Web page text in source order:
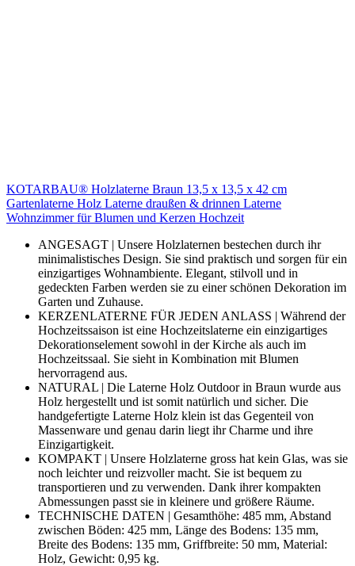
KOTARBAU® Holzlaterne Braun 13,5 x 13,5 x 42 cm
Gartenlaterne Holz Laterne draußen & drinnen Laterne
Wohnzimmer für Blumen und Kerzen Hochzeit
ANGESAGT | Unsere Holzlaternen bestechen durch ihr
minimalistisches Design. Sie sind praktisch und sorgen für ein
einzigartiges Wohnambiente. Elegant, stilvoll und in
gedeckten Farben werden sie zu einer schönen Dekoration im
Garten und Zuhause.
KERZENLATERNE FÜR JEDEN ANLASS | Während der
Hochzeitssaison ist eine Hochzeitslaterne ein einzigartiges
Dekorationselement sowohl in der Kirche als auch im
Hochzeitssaal. Sie sieht in Kombination mit Blumen
hervorragend aus.
NATURAL | Die Laterne Holz Outdoor in Braun wurde aus
Holz hergestellt und ist somit natürlich und sicher. Die
handgefertigte Laterne Holz klein ist das Gegenteil von
Massenware und genau darin liegt ihr Charme und ihre
Einzigartigkeit.
KOMPAKT | Unsere Holzlaterne gross hat kein Glas, was sie
noch leichter und reizvoller macht. Sie ist bequem zu
transportieren und zu verwenden. Dank ihrer kompakten
Abmessungen passt sie in kleinere und größere Räume.
TECHNISCHE DATEN | Gesamthöhe: 485 mm, Abstand
zwischen Böden: 425 mm, Länge des Bodens: 135 mm,
Breite des Bodens: 135 mm, Griffbreite: 50 mm, Material:
Holz, Gewicht: 0,95 kg.